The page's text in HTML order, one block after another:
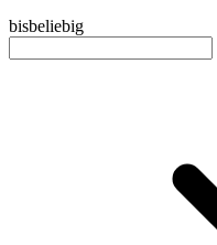
bisbeliebig